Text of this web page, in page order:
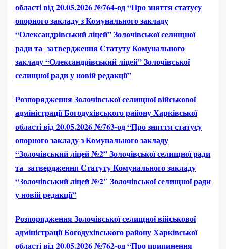
області від 20.05.2026 №764-од “Про зняття статусу
опорного закладу з Комунального закладу
“Олександрівський ліцей” Золочівської селищної
ради та затвердження Статуту Комунального
закладу “Олександрівський ліцей” Золочівської
селищної ради у новій редакції”
Розпорядження Золочівської селищної військової
адміністрації Богодухівського району Харківської
області від 20.05.2026 №763-од “Про зняття статусу
опорного закладу з Комунального закладу
“Золочівський ліцей №2” Золочівської селищної ради
та затвердження Статуту Комунального закладу
“Золочівський ліцей №2″ Золочівської селищної ради
у новій редакції”
Розпорядження Золочівської селищної військової
адміністрації Богодухівського району Харківської
області від 20.05.2026 №762-од “Про припинення